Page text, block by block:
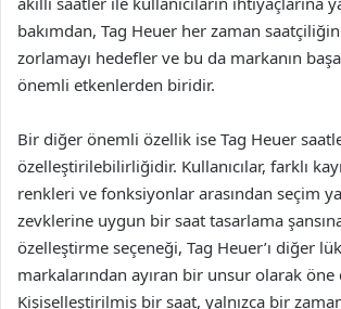
bakımdan, Tag Heuer her zaman saatçiliğin
zorlamayı hedefler ve bu da markanın
önemli etkenlerden biridir.
Bir diğer önemli özellik ise Tag Heuer
özelleştirilebilirliğidir. Kullanıcılar, farklı
renkleri ve fonksiyonlar arasından seçim
zevklerine uygun bir saat tasarlama
özelleştirme seçeneği, Tag Heuer’ı diğer
markalarından ayıran bir unsur olarak öne
Kişiselleştirilmiş bir saat, yalnızca bir